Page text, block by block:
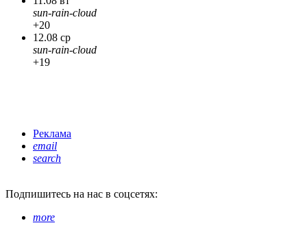
sun-rain-cloud
+20
12.08 ср
sun-rain-cloud
+19
Реклама
email
search
Подпишитесь на нас в соцсетях:
more